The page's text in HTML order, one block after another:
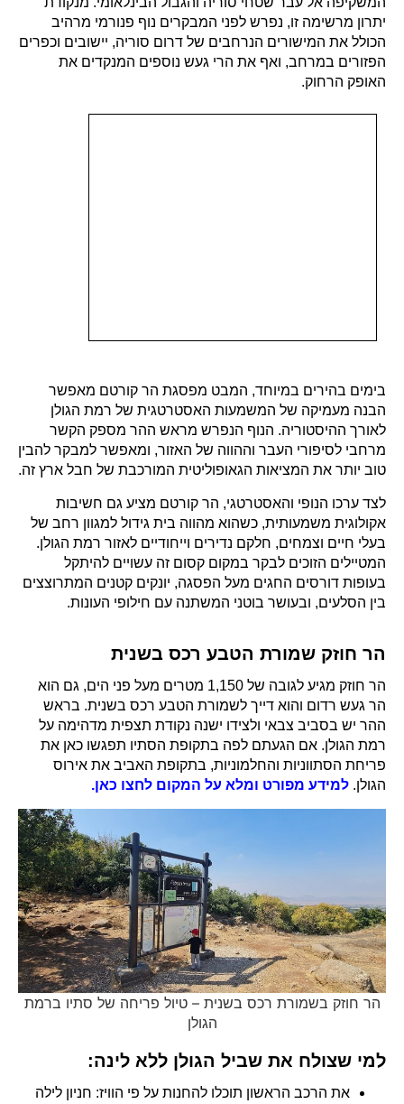
יתרון מרשימה זו, נפרש לפני המבקרים נוף פנורמי מרהיב
הכולל את המישורים הנרחבים של דרום סוריה, יישובים וכפרים
הפזורים במרחב, ואף את הרי געש נוספים המנקדים את
האופק הרחוק.
בימים בהירים במיוחד, המבט מפסגת הר קורטם מאפשר
הבנה מעמיקה של המשמעות האסטרטגית של רמת הגולן
לאורך ההיסטוריה. הנוף הנפרש מראש ההר מספק הקשר
מרחבי לסיפורי העבר וההווה של האזור, ומאפשר למבקר להבין
טוב יותר את המציאות הגאופוליטית המורכבת של חבל ארץ זה.
לצד ערכו הנופי והאסטרטגי, הר קורטם מציע גם חשיבות
אקולוגית משמעותית, כשהוא מהווה בית גידול למגוון רחב של
בעלי חיים וצמחים, חלקם נדירים וייחודיים לאזור רמת הגולן.
המטיילים הזוכים לבקר במקום קסום זה עשויים להיתקל
בעופות דורסים החגים מעל הפסגה, יונקים קטנים המתרוצצים
בין הסלעים, ובעושר בוטני המשתנה עם חילופי העונות.
הר חוזק שמורת הטבע רכס בשנית
הר חוזק מגיע לגובה של 1,150 מטרים מעל פני הים, גם הוא
הר געש רדום והוא דייך לשמורת הטבע רכס בשנית. בראש
ההר יש בסביב צבאי ולצידו ישנה נקודת תצפית מדהימה על
רמת הגולן. אם הגעתם לפה בתקופת הסתיו תפגשו כאן את
פריחת הסתווניות והחלמוניות, בתקופת האביב את אירוס
הגולן. למידע מפורט ומלא על המקום לחצו כאן.
הר חוזק בשמורת רכס בשנית – טיול פריחה של סתיו ברמת
הגולן
למי שצולח את שביל הגולן ללא לינה:
את הרכב הראשון תוכלו להחנות על פי הוויז: חניון לילה